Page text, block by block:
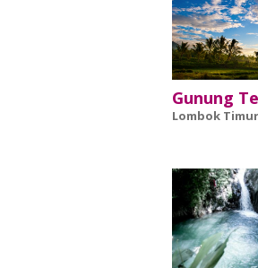
Gunung
Lombok Timur